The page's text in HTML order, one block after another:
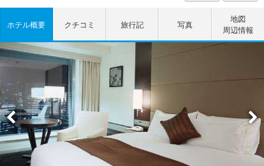
ホテル概要 クチコミ 旅行記 写真
地図
周辺情報